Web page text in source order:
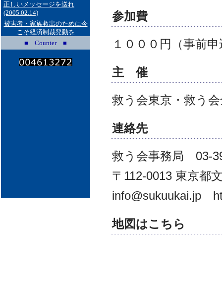
正しいメッセージを送れ
(2005.02.14)
被害者・家族救出のために今
こそ経済制裁発動を
■ Counter ■
参加費
１０００円（事前
主 催
救う会東京・救う
連絡先
救う会事務局 03-
〒112-0013 東京都
info@sukuukai.jp
地図はこちら